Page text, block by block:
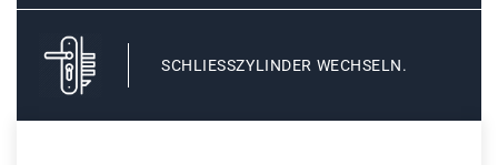
SCHLIESSZYLINDER WECHSELN.